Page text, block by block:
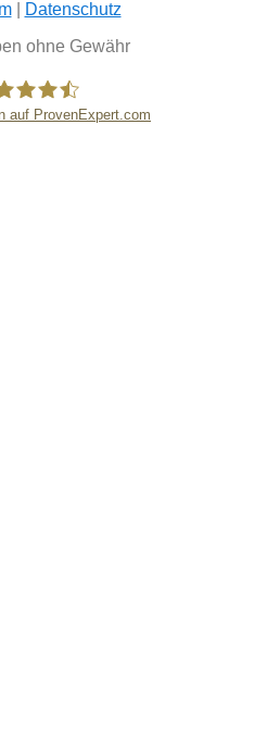
|
Datenschutz
ohne Gewähr
auf ProvenExpert.com